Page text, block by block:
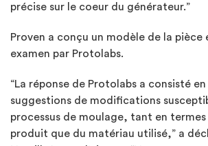
précise sur le coeur du générateur.”
Proven a conçu un modèle de la pièce
examen par Protolabs.
“La réponse de Protolabs a consisté
suggestions de modifications
processus de moulage, tant en
produit que du matériau utilisé,” a